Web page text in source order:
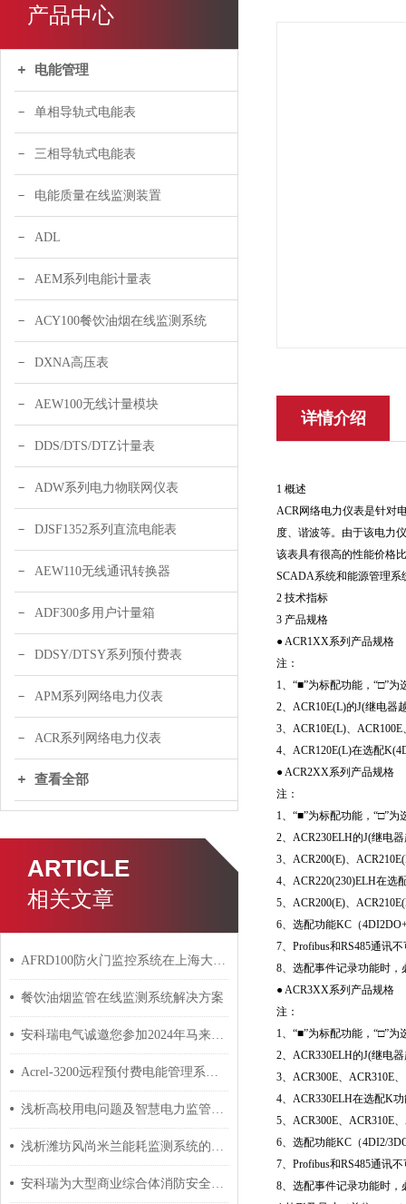
产品中心
电能管理
单相导轨式电能表
三相导轨式电能表
电能质量在线监测装置
ADL
AEM系列电能计量表
ACY100餐饮油烟在线监测系统
DXNA高压表
AEW100无线计量模块
DDS/DTS/DTZ计量表
ADW系列电力物联网仪表
DJSF1352系列直流电能表
AEW110无线通讯转换器
ADF300多用户计量箱
DDSY/DTSY系列预付费表
APM系列网络电力仪表
ACR系列网络电力仪表
查看全部
ARTICLE
相关文章
AFRD100防火门监控系统在上海大学宝山校区扩建三期项目上的应用
餐饮油烟监管在线监测系统解决方案
安科瑞电气诚邀您参加2024年马来西亚吉隆坡电力能源展览会 安科瑞 许敏
Acrel-3200远程预付费电能管理系统在四海明软件信息园的应用
浅析高校用电问题及智慧电力监管平台的构建 安科瑞 许敏
浅析潍坊风尚米兰能耗监测系统的应用 安科瑞 许敏
安科瑞为大型商业综合体消防安全专项整治工作方案提供专业解决方案
详情介绍
1 概述
ACR网络电力仪表是针对
度、谐波等。由于该电力
该表具有很高的性能价格
SCADA系统和能源管理系
2 技术指标
3 产品规格
● ACR1XX系列产品规格
注：
1、“■”为标配功能，“□”
2、ACR10E(L)的J(继电器
3、ACR10E(L)、
4、ACR120E(L)在选配
● ACR2XX系列产品规格
注：
1、“■”为标配功能，“□”
2、ACR230ELH的J(继电
3、ACR200(E)、
4、ACR220(230)ELH在选
5、ACR200(E)、
6、选配功能KC（
7、Profibus和RS485通讯
8、选配事件记录功能时
● ACR3XX系列产品规格
注：
1、“■”为标配功能，“□”
2、ACR330ELH的J(继电
3、ACR300E、ACR310E
4、ACR330ELH在选配K
5、ACR300E、ACR310E
6、选配功能KC（4DI2/
7、Profibus和RS485通讯
8、选配事件记录功能时